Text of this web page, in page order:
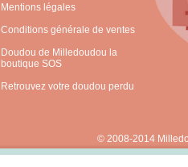
Mentions légales
Conditions générale de ventes
Doudou de Milledoudou la
boutique SOS
Retrouvez votre doudou perdu
© 2008-2014